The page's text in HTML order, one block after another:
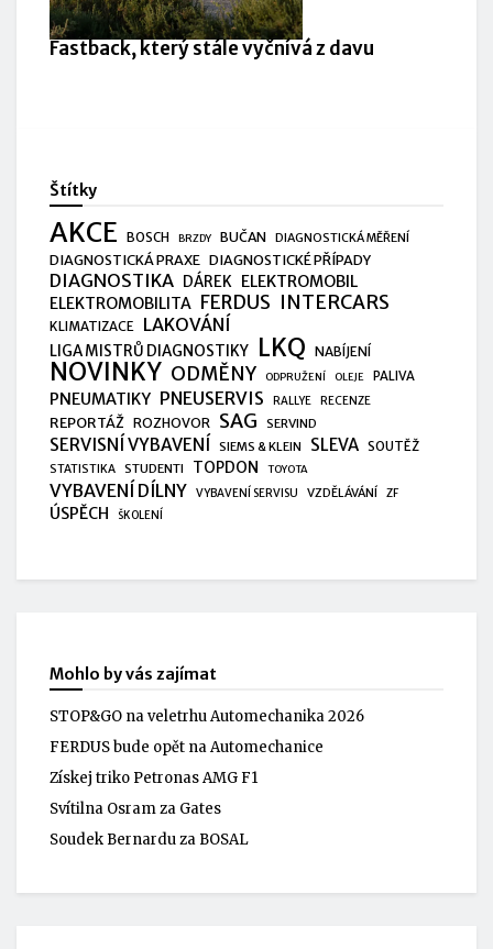
Fastback, který stále vyčnívá z davu
Štítky
AKCE BOSCH BRZDY BUČAN DIAGNOSTICKÁ MĚŘENÍ
DIAGNOSTICKÁ PRAXE DIAGNOSTICKÉ PŘÍPADY
DIAGNOSTIKA DÁREK ELEKTROMOBIL
ELEKTROMOBILITA FERDUS INTERCARS
KLIMATIZACE LAKOVÁNÍ
LIGA MISTRŮ DIAGNOSTIKY LKQ NABÍJENÍ
NOVINKY ODMĚNY ODPRUŽENÍ OLEJE PALIVA
PNEUMATIKY PNEUSERVIS RALLYE RECENZE
REPORTÁŽ ROZHOVOR SAG SERVIND
SERVISNÍ VYBAVENÍ SIEMS & KLEIN SLEVA SOUTĚŽ
STATISTIKA STUDENTI TOPDON TOYOTA
VYBAVENÍ DÍLNY VYBAVENÍ SERVISU VZDĚLÁVÁNÍ ZF
ÚSPĚCH ŠKOLENÍ
Mohlo by vás zajímat
STOP&GO na veletrhu Automechanika 2026
FERDUS bude opět na Automechanice
Získej triko Petronas AMG F1
Svítilna Osram za Gates
Soudek Bernardu za BOSAL